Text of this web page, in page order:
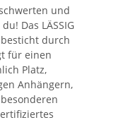
und
Das LÄSSIG
durch
für einen
Platz,
Anhängern,